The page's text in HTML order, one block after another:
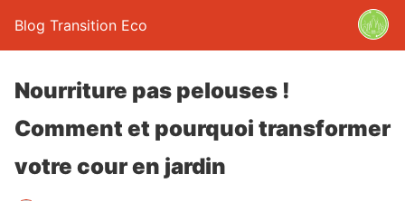
Blog Transition Eco
Nourriture pas pelouses !
Comment et pourquoi transformer
votre cour en jardin